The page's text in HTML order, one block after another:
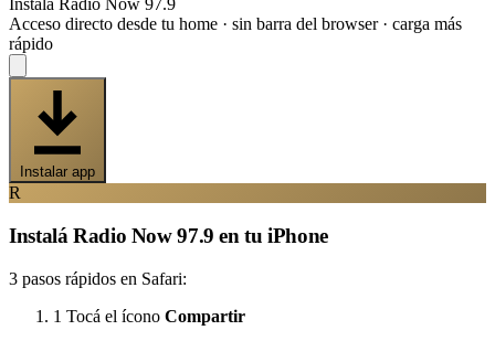
Instalá Radio Now 97.9
Acceso directo desde tu home · sin barra del browser · carga más
rápido
Instalar app
R
Instalá Radio Now 97.9 en tu iPhone
3 pasos rápidos en Safari:
1 Tocá el ícono Compartir